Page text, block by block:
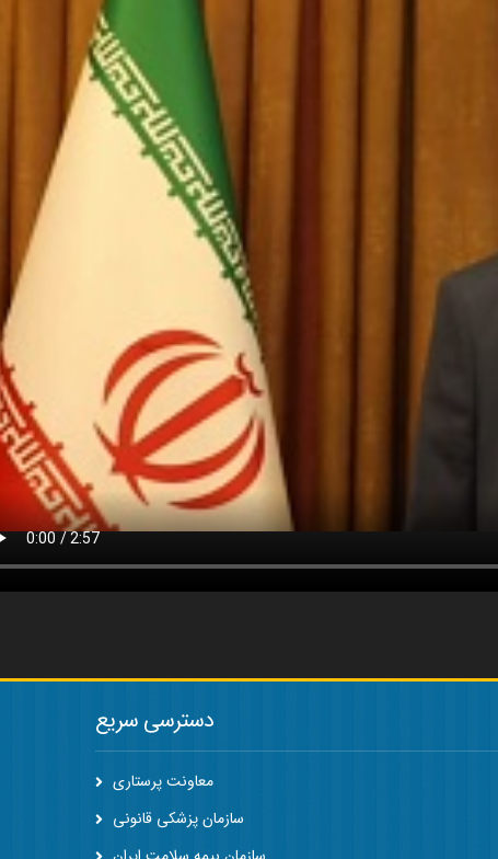
دسترسی سریع
معاونت پرستاری
سازمان پزشکی قانونی